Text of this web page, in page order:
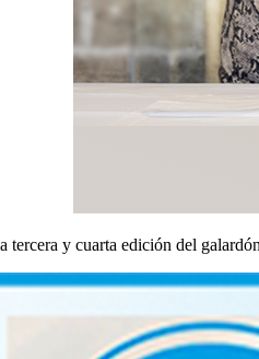
tercera y cuarta edición del